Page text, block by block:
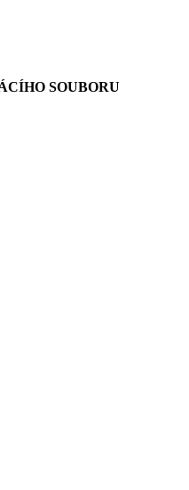
SOUBORU